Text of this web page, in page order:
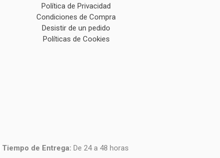
Política de Privacidad
Condiciones de Compra
Desistir de un pedido
Políticas de Cookies
Tiempo de Entrega: De 24 a 48 horas